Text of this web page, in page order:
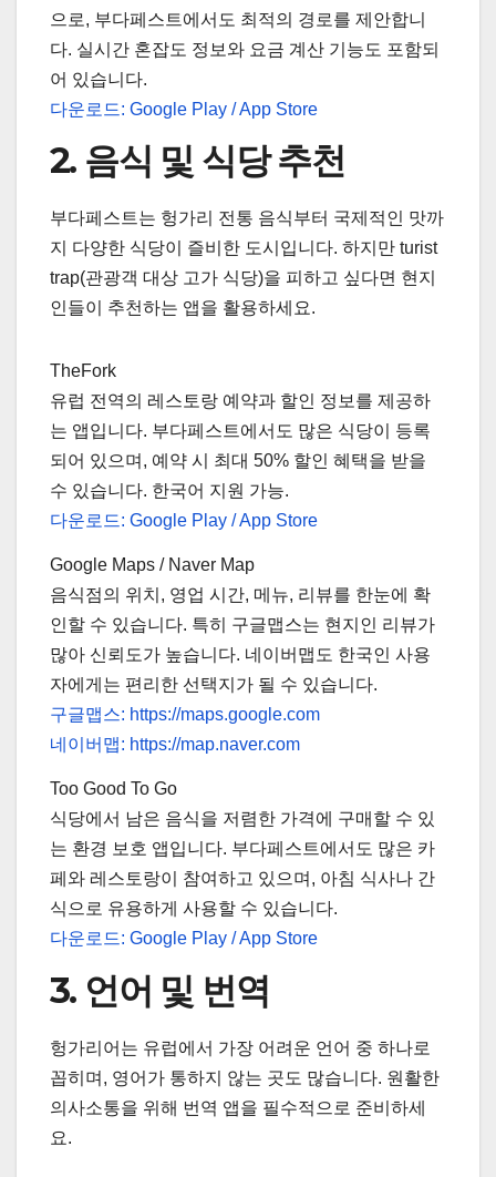
으로, 부다페스트에서도 최적의 경로를 제안합니
다. 실시간 혼잡도 정보와 요금 계산 기능도 포함되
어 있습니다.
다운로드: Google Play / App Store
2. 음식 및 식당 추천
부다페스트는 헝가리 전통 음식부터 국제적인 맛까
지 다양한 식당이 즐비한 도시입니다. 하지만 turist
trap(관광객 대상 고가 식당)을 피하고 싶다면 현지
인들이 추천하는 앱을 활용하세요.
TheFork
유럽 전역의 레스토랑 예약과 할인 정보를 제공하
는 앱입니다. 부다페스트에서도 많은 식당이 등록
되어 있으며, 예약 시 최대 50% 할인 혜택을 받을
수 있습니다. 한국어 지원 가능.
다운로드: Google Play / App Store
Google Maps / Naver Map
음식점의 위치, 영업 시간, 메뉴, 리뷰를 한눈에 확
인할 수 있습니다. 특히 구글맵스는 현지인 리뷰가
많아 신뢰도가 높습니다. 네이버맵도 한국인 사용
자에게는 편리한 선택지가 될 수 있습니다.
구글맵스: https://maps.google.com
네이버맵: https://map.naver.com
Too Good To Go
식당에서 남은 음식을 저렴한 가격에 구매할 수 있
는 환경 보호 앱입니다. 부다페스트에서도 많은 카
페와 레스토랑이 참여하고 있으며, 아침 식사나 간
식으로 유용하게 사용할 수 있습니다.
다운로드: Google Play / App Store
3. 언어 및 번역
헝가리어는 유럽에서 가장 어려운 언어 중 하나로
꼽히며, 영어가 통하지 않는 곳도 많습니다. 원활한
의사소통을 위해 번역 앱을 필수적으로 준비하세
요.